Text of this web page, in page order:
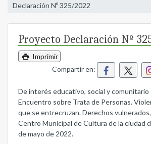
Declaración Nº 325/2022
Proyecto Declaración Nº
Imprimir
Compartir en:
De interés educativo, social y comunitario
Encuentro sobre Trata de Personas.
que se entrecruzan. Derechos
Centro Municipal de Cultura de la ciudad
de mayo de 2022.